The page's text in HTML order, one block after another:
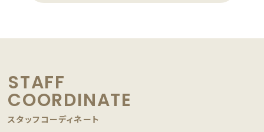
STAFF
COORDINATE
スタッフコーディネート